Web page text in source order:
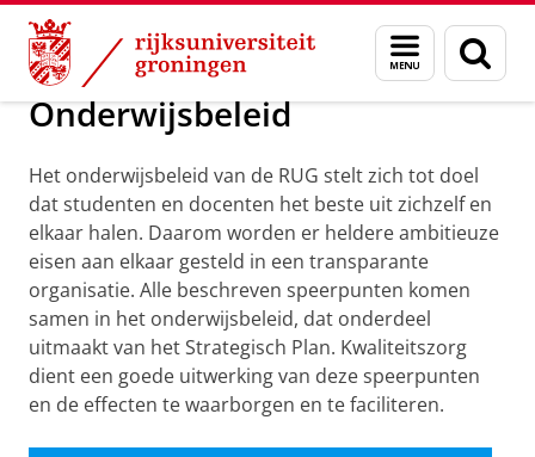
Skip
Content
Skip
Navigation
Menu
en
zoeken
Over ons Organisatie Kwaliteitszorg Onderwijsbeleid
Onderwijsbeleid
Het onderwijsbeleid van de RUG stelt zich tot doel
dat studenten en docenten het beste uit zichzelf en
elkaar halen. Daarom worden er heldere ambitieuze
eisen aan elkaar gesteld in een transparante
organisatie. Alle beschreven speerpunten komen
samen in het onderwijsbeleid, dat onderdeel
uitmaakt van het Strategisch Plan. Kwaliteitszorg
dient een goede uitwerking van deze speerpunten
en de effecten te waarborgen en te faciliteren.